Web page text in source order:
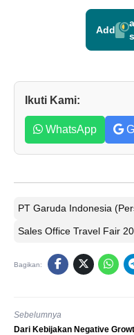
Add
Ikuti Kami:
WhatsApp
PT Garuda Indonesia
Sales Office Travel Fair
Bagikan:
Sebelumnya
Dari Kebijakan Negative